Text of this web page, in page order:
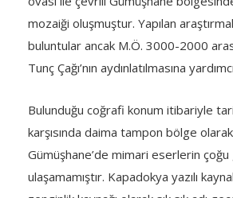
mozaiği oluşmuştur. Yapılan
buluntular ancak M.Ö. 3000-2000
Tunç Çağı’nın aydınlatılmasına
Bulunduğu coğrafi konum itibariyle
karşısında daima tampon bölge
Gümüşhane’de mimari eserlerin
ulaşamamıştır. Kapadokya yazılı